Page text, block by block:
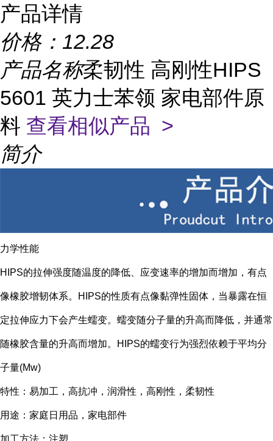
产品详情
价格： 12.28
产品名称柔韧性 高刚性HIPS
5601 英力士苯领 家电部件原
料 查看相似产品 >
简介
力学性能
HIPS的拉伸强度随温度的降低、应变速率的增加而增加，有点
像橡胶增韧体系。HIPS的性质有点像黏弹性固体，当暴露在恒
定拉伸应力下会产生蠕变。蠕变随分子量的升高而降低，并通常
随橡胶含量的升高而增加。HIPS的蠕变行为强烈依赖于平均分
子量(Mw)
特性：易加工，高抗冲，润滑性，高刚性，柔韧性
用途：家庭日用品，家电部件
加工方法：注塑